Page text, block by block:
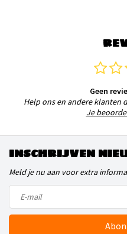
Geen
Help ons en andere klanten
Je
INSCHRIJVEN
Meld je nu aan voor extra